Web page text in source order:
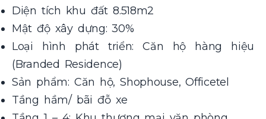
Diện tích khu đất 8.518m2
Mật độ xây dựng: 30%
Loại hình phát triển: Căn hộ hàng hiệu
(Branded Residence)
Sản phẩm: Căn hộ, Shophouse, Officetel
Tầng hầm/ bãi đỗ xe